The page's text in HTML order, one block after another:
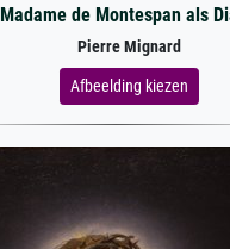
Madame de Montespan als
Pierre Mignard
Afbeelding kiezen